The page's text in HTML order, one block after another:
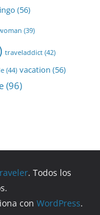
(56)
(39)
traveladdict (42)
(44) vacation (56)
(96)
. Todos los
con WordPress.